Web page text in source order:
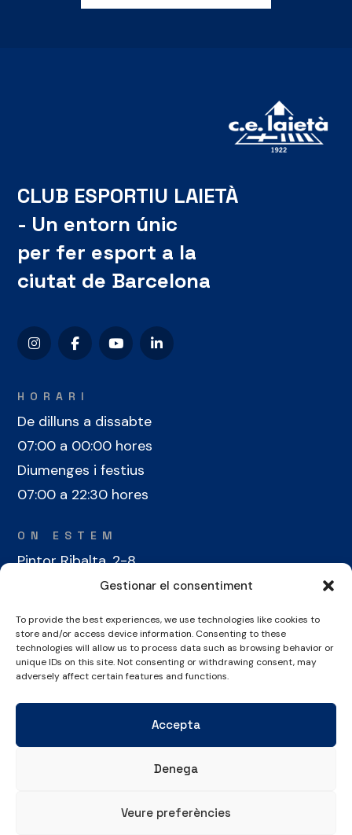
Gestionar el consentiment
To provide the best experiences, we use technologies like cookies to
store and/or access device information. Consenting to these
technologies will allow us to process data such as browsing behavior or
unique IDs on this site. Not consenting or withdrawing consent, may
adversely affect certain features and functions.
Accepta
Denega
Veure preferències
CLUB ESPORTIU LAIETÀ
- Un entorn únic
per fer esport a la
ciutat de Barcelona
HORARI
De dilluns a dissabte
07:00 a 00:00 hores
Diumenges i festius
07:00 a 22:30 hores
ON ESTEM
Pintor Ribalta, 2-8
08028 Barcelona
CONTACTE
+34 934 486 350
cel@laieta.cat